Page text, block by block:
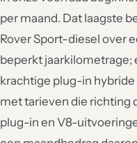
per maand. Dat laagste
Rover Sport-diesel over
beperkt jaarkilometrage;
krachtige plug-in hybride
met tarieven die richting
plug-in en V8-